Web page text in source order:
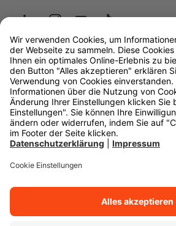
Wüstenrot
W&W Gruppe
OLB Bank
Makler
Impressum
Datenschutz
Rechtliche Hinweise
Cookie-Einstellungen